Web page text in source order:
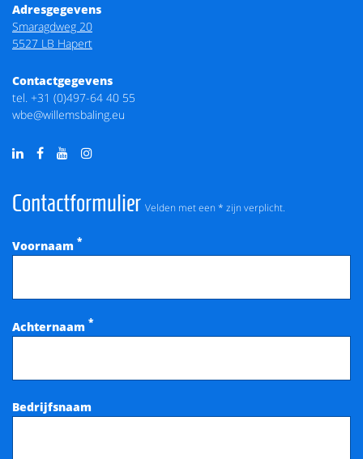
Contactformulier Velden met een * zijn verplicht.
Voornaam *
Achternaam *
Bedrijfsnaam
Adresgegevens
Smaragdweg 20
5527 LB Hapert
Contactgegevens
tel. +31 (0)497-64 40 55
wbe@willemsbaling.eu